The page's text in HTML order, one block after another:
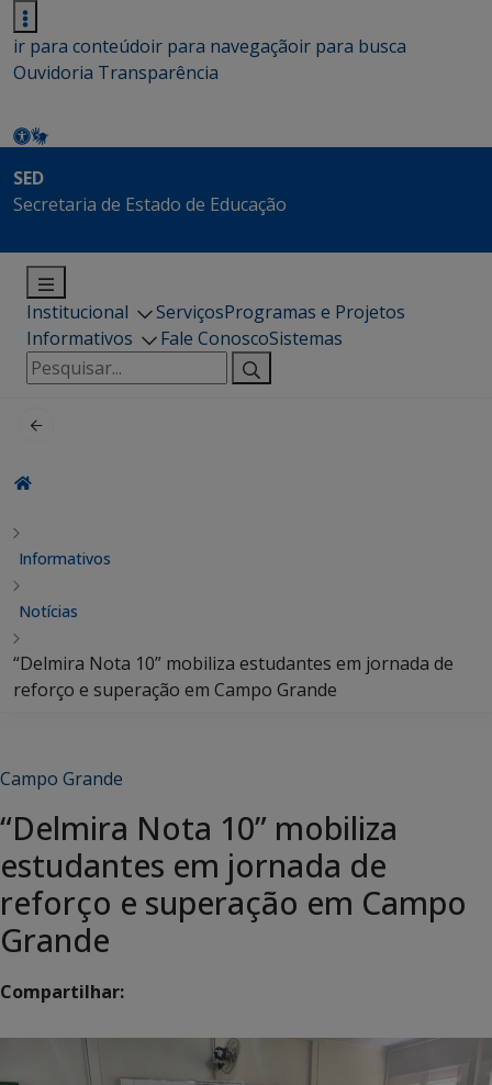
ir para conteúdoir para navegaçãoir para busca
Ouvidoria Transparência
SED
Secretaria de Estado de Educação
Institucional ServiçosProgramas e Projetos
Informativos
Fale ConoscoSistemas
Pesquisar
por:
Informativos
Notícias
“Delmira Nota 10” mobiliza estudantes em jornada de
reforço e superação em Campo Grande
Campo Grande
“Delmira Nota 10” mobiliza
estudantes em jornada de
reforço e superação em Campo
Grande
Compartilhar: